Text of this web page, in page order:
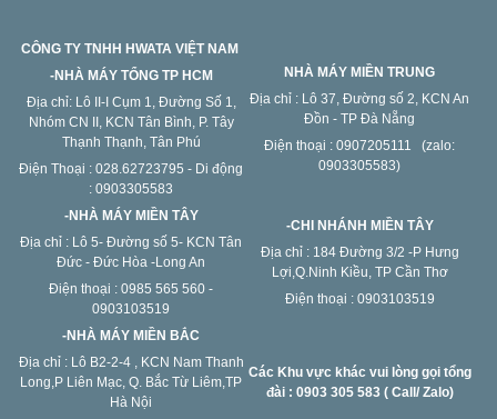
CÔNG TY TNHH HWATA VIỆT NAM
-NHÀ MÁY TỔNG TP HCM
Địa chỉ: Lô II-I Cụm 1, Đường Số 1,
Nhóm CN II, KCN Tân Bình, P. Tây
Thạnh Thạnh, Tân Phú
Điện Thoại : 028.62723795 - Di động
: 0903305583
NHÀ MÁY MIỀN TRUNG
Địa chỉ : Lô 37, Đường số 2, KCN An
Đồn - TP Đà Nẵng
Điện thoại : 0907205111 (zalo:
0903305583)
-NHÀ MÁY MIỀN TÂY
Địa chỉ : Lô 5- Đường số 5- KCN Tân
Đức - Đức Hòa -Long An
Điện thoại : 0985 565 560 -
0903103519
-CHI NHÁNH MIỀN TÂY
Địa chỉ : 184 Đường 3/2 -P Hưng
Lợi,Q.Ninh Kiều, TP Cần Thơ
Điện thoại : 0903103519
-NHÀ MÁY MIỀN BẮC
Địa chỉ : Lô B2-2-4 , KCN Nam Thanh
Long,P Liên Mạc, Q. Bắc Từ Liêm,TP
Hà Nội
Các Khu vực khác vui lòng gọi tổng
đài : 0903 305 583 ( Call/ Zalo)